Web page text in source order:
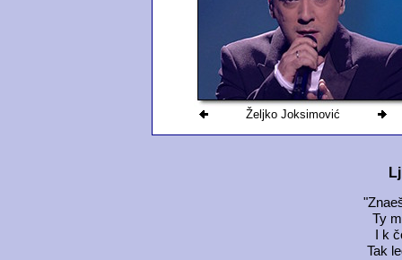
Željko Joksimović
Ty
I k
Tak